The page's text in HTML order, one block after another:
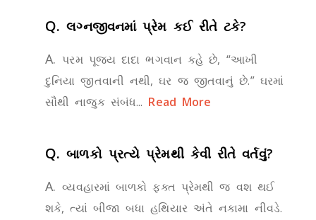
Q.લગ્નજીવનમાં પ્રેમ કઈ રીતે ટકે?
A. પરમ પૂજ્ય દાદા ભગવાન કહે છે, “આખી
દુનિયા જીતવાની નથી, ઘર જ જીતવાનું છે.” ઘરમાં
સૌથી નાજુક સંબંધ... Read More
Q.બાળકો પ્રત્યે પ્રેમથી કેવી રીતે વર્તવું?
A.વ્યવહારમાં બાળકો ફક્ત પ્રેમથી જ વશ થઈ
શકે, ત્યાં બીજા બધા હથિયાર અંતે નકામા નીવડે.